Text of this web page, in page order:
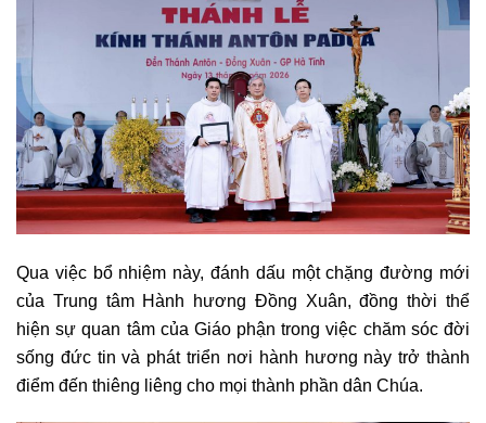
Qua việc bổ nhiệm này, đánh dấu một chặng đường mới
của Trung tâm Hành hương Đồng Xuân, đồng thời thể
hiện sự quan tâm của Giáo phận trong việc chăm sóc đời
sống đức tin và phát triển nơi hành hương này trở thành
điểm đến thiêng liêng cho mọi thành phần dân Chúa.